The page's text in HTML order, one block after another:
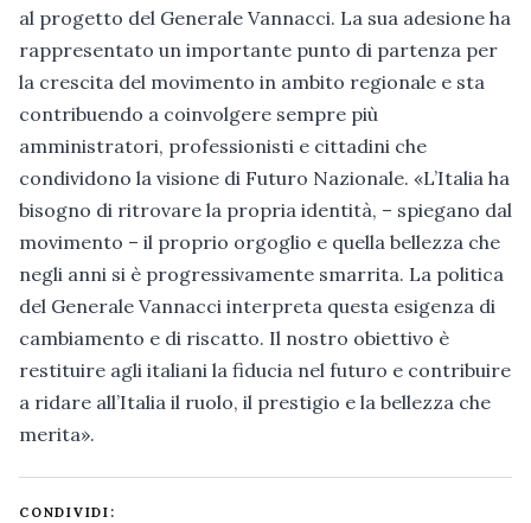
al progetto del Generale Vannacci. La sua adesione ha
rappresentato un importante punto di partenza per
la crescita del movimento in ambito regionale e sta
contribuendo a coinvolgere sempre più
amministratori, professionisti e cittadini che
condividono la visione di Futuro Nazionale. «L’Italia ha
bisogno di ritrovare la propria identità, – spiegano dal
movimento – il proprio orgoglio e quella bellezza che
negli anni si è progressivamente smarrita. La politica
del Generale Vannacci interpreta questa esigenza di
cambiamento e di riscatto. Il nostro obiettivo è
restituire agli italiani la fiducia nel futuro e contribuire
a ridare all’Italia il ruolo, il prestigio e la bellezza che
merita».
CONDIVIDI: